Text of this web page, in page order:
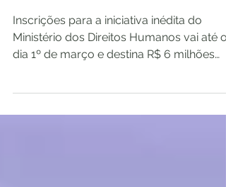
iniciativas locais
Inscrições para a iniciativa inédita do
Ministério dos Direitos Humanos vai até o
para impulsionar...